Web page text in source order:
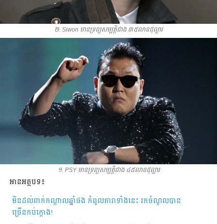
២. Siwon មាន​ទ្រព្យ​សម្បត្តិ​ជាង ៣៥​លាន​ដុល្លារ
១. PSY មាន​ទ្រព្យ​សម្បត្តិ​ជាង ៤៥​លាន​ដុល្លារ
អាន​អត្ថបទ៖
មិន​ដល់​ពាក់កណ្ដាល​ឆ្នាំ​ផង កំពូល​តារាទាំង​នេះ​ រក​ចំណូល​បាន​
ច្រើនកប់ក្ដោង​!